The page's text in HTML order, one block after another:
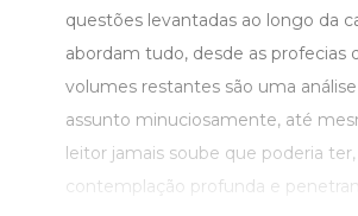
questões levantadas ao longo da
abordam tudo, desde as profecias
volumes restantes são uma
assunto minuciosamente, até
leitor jamais soube que poderia
contemplação profunda e